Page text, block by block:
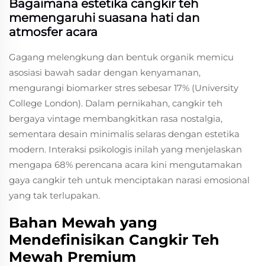
Bagaimana estetika cangkir teh
memengaruhi suasana hati dan
atmosfer acara
Gagang melengkung dan bentuk organik memicu
asosiasi bawah sadar dengan kenyamanan,
mengurangi biomarker stres sebesar 17% (University
College London). Dalam pernikahan, cangkir teh
bergaya vintage membangkitkan rasa nostalgia,
sementara desain minimalis selaras dengan estetika
modern. Interaksi psikologis inilah yang menjelaskan
mengapa 68% perencana acara kini mengutamakan
gaya cangkir teh untuk menciptakan narasi emosional
yang tak terlupakan.
Bahan Mewah yang
Mendefinisikan Cangkir Teh
Mewah Premium